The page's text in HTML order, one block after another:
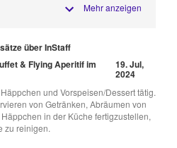
Mehr anzeigen
über InStaff
& Flying Aperitif im
19. Jul,
2024
und Vorspeisen/Dessert tätig.
von Getränken, Abräumen von
in der Küche fertigzustellen,
zu reinigen.